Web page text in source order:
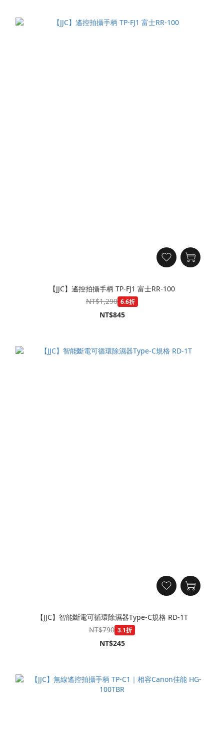
【JJC】遙控拍攝手柄 TP-FJ1 富士RR-100
NT$1,290 6.6折
NT$845
【JJC】智能斷電可循環除濕器Type-C規格 RD-1T
NT$790 3.1折
NT$245